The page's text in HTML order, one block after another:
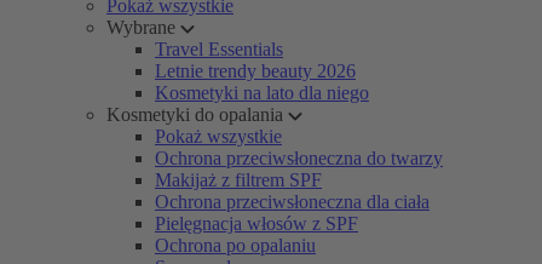
Pokaż wszystkie
Wybrane
Travel Essentials
Letnie trendy beauty 2026
Kosmetyki na lato dla niego
Kosmetyki do opalania
Pokaż wszystkie
Ochrona przeciwsłoneczna do twarzy
Makijaż z filtrem SPF
Ochrona przeciwsłoneczna dla ciała
Pielęgnacja włosów z SPF
Ochrona po opalaniu